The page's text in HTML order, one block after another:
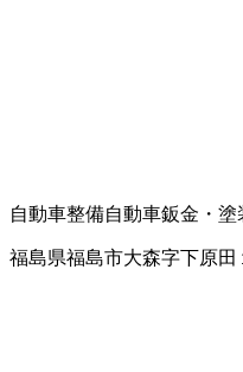
自動車整備自動車鈑金・塗
福島県福島市大森字下原田